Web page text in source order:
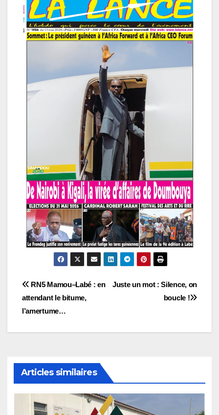
Navigation
de
l’article
Juste un mot : Silence, on
boucle !
RN5 Mamou–Labé : en
attendant le bitume,
l’amertume…
Articles similaires